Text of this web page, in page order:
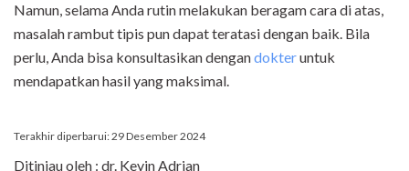
Namun, selama Anda rutin melakukan beragam cara di atas,
masalah rambut tipis pun dapat teratasi dengan baik. Bila
perlu, Anda bisa konsultasikan dengandokteruntuk
mendapatkan hasil yang maksimal.
Terakhir diperbarui: 29 Desember 2024